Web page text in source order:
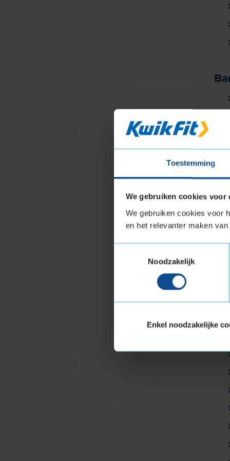
Toestemming
We gebruiken cookies voor
We gebruiken cookies voor
en het relevanter maken
Noodzakelijk
Enkel noodzakelijke